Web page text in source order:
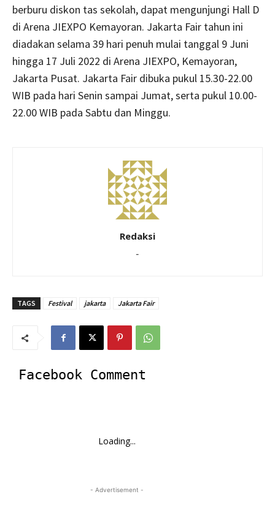
berburu diskon tas sekolah, dapat mengunjungi Hall D
di Arena JIEXPO Kemayoran. Jakarta Fair tahun ini
diadakan selama 39 hari penuh mulai tanggal 9 Juni
hingga 17 Juli 2022 di Arena JIEXPO, Kemayoran,
Jakarta Pusat. Jakarta Fair dibuka pukul 15.30-22.00
WIB pada hari Senin sampai Jumat, serta pukul 10.00-
22.00 WIB pada Sabtu dan Minggu.
Redaksi
-
TAGS Festival jakarta Jakarta Fair
Facebook Comment
Loading...
- Advertisement -